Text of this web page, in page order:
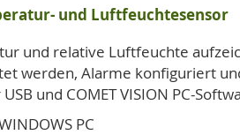
und Luftfeuchtesensor
und relative Luftfeuchte
werden, Alarme konfiguriert
und COMET VISION PC-
PC